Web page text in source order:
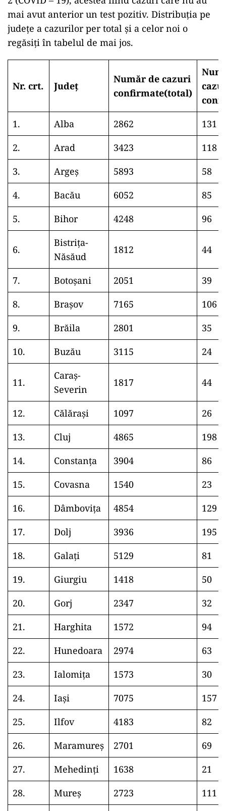
mai avut anterior un test pozitiv. Distribuția pe
județe a cazurilor per total și a celor noi o
regăsiți în tabelul de mai jos.
Nr. crt. Județ
Număr de cazuri
confirmate(total)
1.
Alba 2862
131
2.
Arad 3423
118
3.
Argeș 5893
58
4.
Bacău 6052
85
5.
Bihor 4248 96
6.
Bistrița-
Năsăud
1812 44
7. Botoșani 2051
39
8.
Brașov 7165
106
9.
Brăila 2801
35
10.
Buzău 3115 24
11.
Caraș-
Severin
1817 44
12. Călărași 1097
26
13.
Cluj 4865
198
14.
Constanța 3904
86
15.
Covasna 1540
23
16.
Dâmbovița 4854
129
17.
Dolj 3936
195
18.
Galați 5129
81
19.
Giurgiu 1418
50
20.
Gorj 2347
32
21.
Harghita 1572
94
22.
Hunedoara 2974
63
23.
Ialomița 1573
30
24.
Iași 7075
157
25.
Ilfov 4183
82
26.
Maramureș 2701
69
27.
Mehedinți 1638
21
28.
Mureș 2723
111